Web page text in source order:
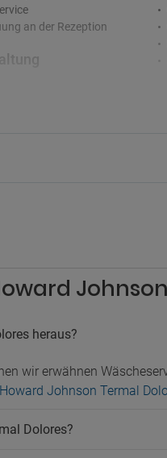
an der Rezeption
heraus?
wir erwähnen
Johnson Termal
Dolores?